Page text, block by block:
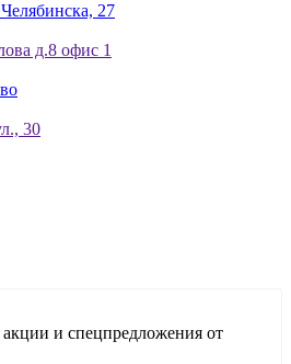
27
д.8 офис 1
30
и спецпредложения от